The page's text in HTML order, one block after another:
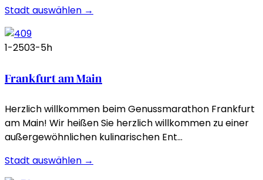
Stadt auswählen →
1-2503-5h
Frankfurt am Main
Herzlich willkommen beim Genussmarathon Frankfurt
am Main! Wir heißen Sie herzlich willkommen zu einer
außergewöhnlichen kulinarischen Ent…
Stadt auswählen →